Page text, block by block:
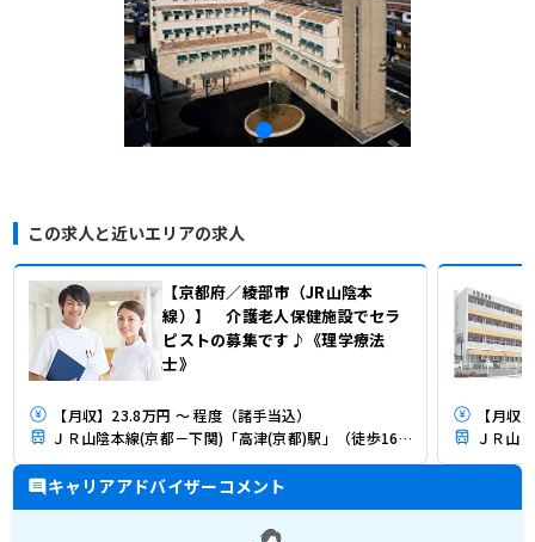
この求人と近いエリアの求人
【京都府／綾部市（JR山陰本
線）】 介護老人保健施設でセラ
ピストの募集です♪《理学療法
士》
【月収】23.8万円 ～ 程度（諸手当込）
ＪＲ山陰本線(京都－下関)「高津(京都)駅」（徒歩16分）
【月収
キャリアアドバイザーコメント